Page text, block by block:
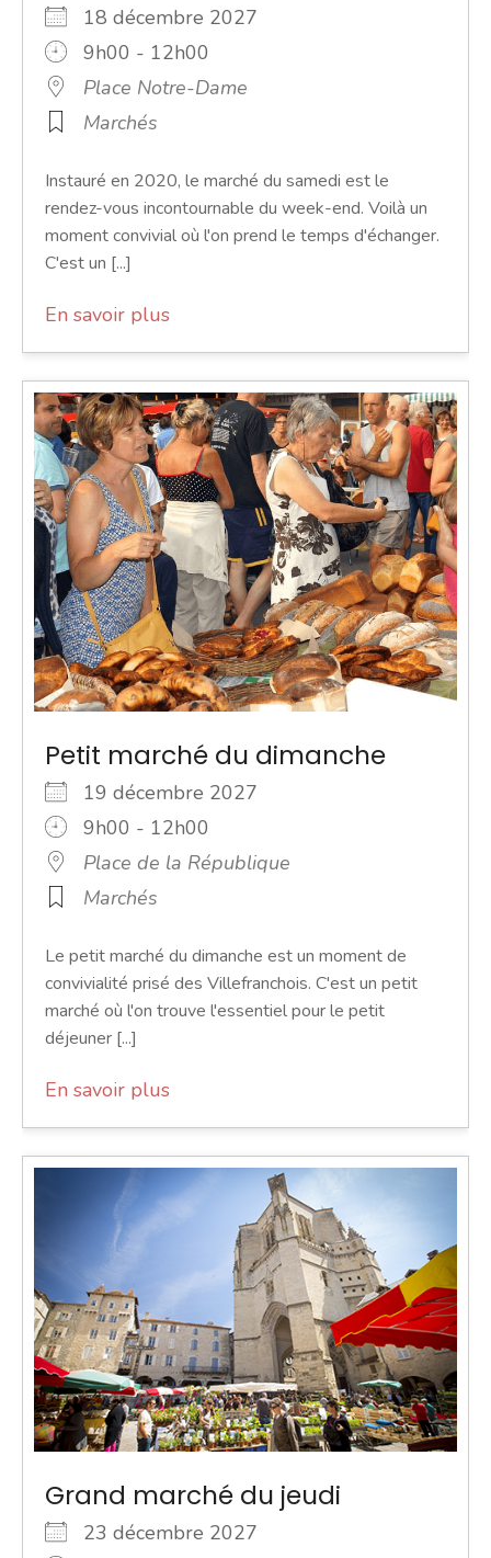
18 décembre 2027
9h00 - 12h00
Place Notre-Dame
Marchés
Instauré en 2020, le marché du samedi est le
rendez-vous incontournable du week-end. Voilà un
moment convivial où l'on prend le temps d'échanger.
C'est un [...]
En savoir plus
Petit marché du dimanche
19 décembre 2027
9h00 - 12h00
Place de la République
Marchés
Le petit marché du dimanche est un moment de
convivialité prisé des Villefranchois. C'est un petit
marché où l'on trouve l'essentiel pour le petit
déjeuner [...]
En savoir plus
Grand marché du jeudi
23 décembre 2027